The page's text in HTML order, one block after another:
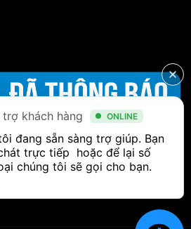
trợ khách hàng ONLINE
đang sẵn sàng trợ giúp. Bạn
trực tiếp  hoặc để lại số
chúng tôi sẽ gọi cho bạn.